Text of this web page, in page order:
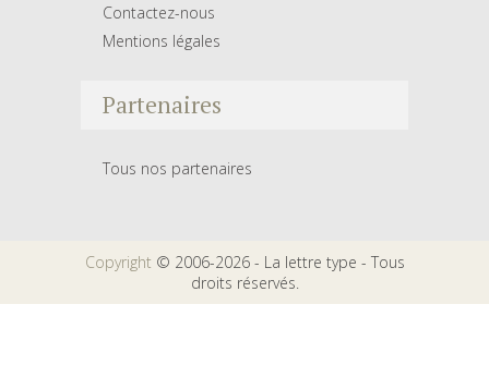
Contactez-nous
Mentions légales
Partenaires
Tous nos partenaires
Copyright © 2006-2026 - La lettre type - Tous
droits réservés.